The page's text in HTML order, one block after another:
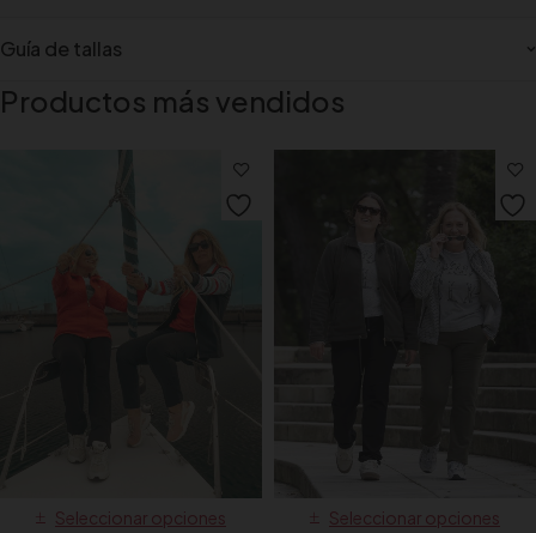
Guía de tallas
Productos más vendidos
Seleccionar opciones
Seleccionar opciones